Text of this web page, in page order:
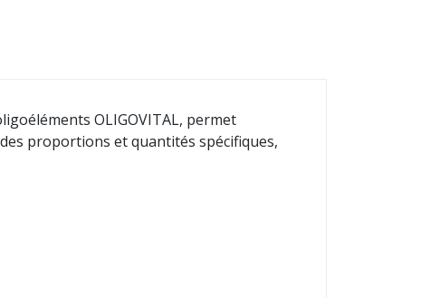
OLIGOVITAL, permet
proportions et quantités spécifiques,